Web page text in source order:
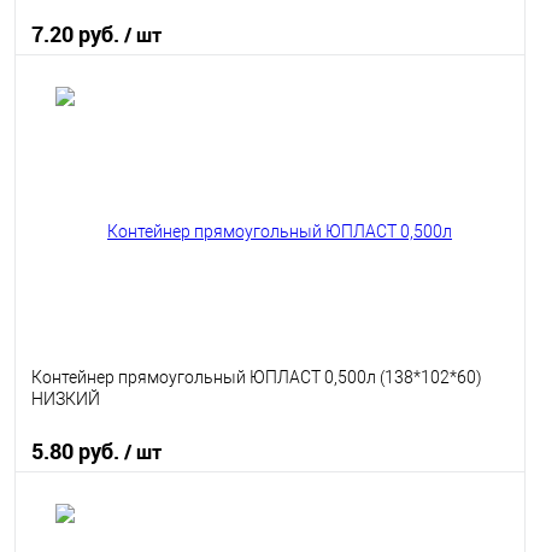
7.20 руб. / шт
Контейнер прямоугольный ЮПЛАСТ 0,500л (138*102*60)
НИЗКИЙ
5.80 руб. / шт